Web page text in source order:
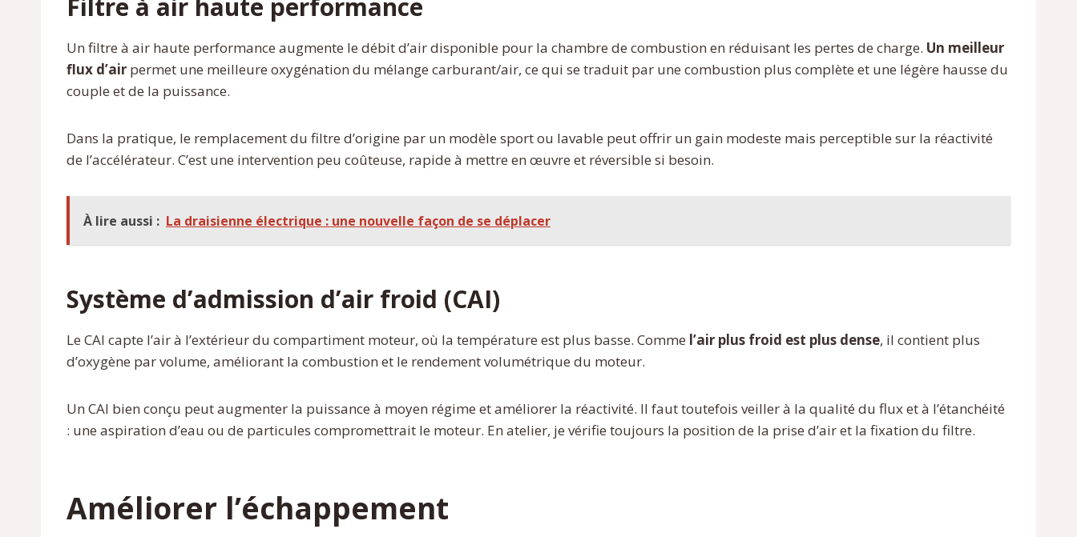
Filtre à air haute performance
Un filtre à air haute performance augmente le débit d’air disponible pour la chambre de combustion en réduisant les pertes de charge. Un meilleur
flux d’air permet une meilleure oxygénation du mélange carburant/air, ce qui se traduit par une combustion plus complète et une légère hausse du
couple et de la puissance.
Dans la pratique, le remplacement du filtre d’origine par un modèle sport ou lavable peut offrir un gain modeste mais perceptible sur la réactivité
de l’accélérateur. C’est une intervention peu coûteuse, rapide à mettre en œuvre et réversible si besoin.
À lire aussi : La draisienne électrique : une nouvelle façon de se déplacer
Système d’admission d’air froid (CAI)
Le CAI capte l’air à l’extérieur du compartiment moteur, où la température est plus basse. Comme l’air plus froid est plus dense, il contient plus
d’oxygène par volume, améliorant la combustion et le rendement volumétrique du moteur.
Un CAI bien conçu peut augmenter la puissance à moyen régime et améliorer la réactivité. Il faut toutefois veiller à la qualité du flux et à l’étanchéité
: une aspiration d’eau ou de particules compromettrait le moteur. En atelier, je vérifie toujours la position de la prise d’air et la fixation du filtre.
Améliorer l’échappement